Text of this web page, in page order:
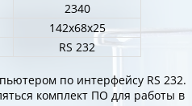
2340
142x68x25
RS 232
по интерфейсу RS 232.
комплект ПО для работы в